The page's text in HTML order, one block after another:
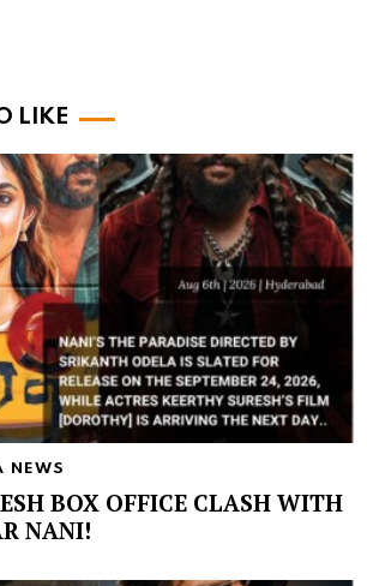
LIKE
NEWS
BOX OFFICE CLASH WITH
NANI!